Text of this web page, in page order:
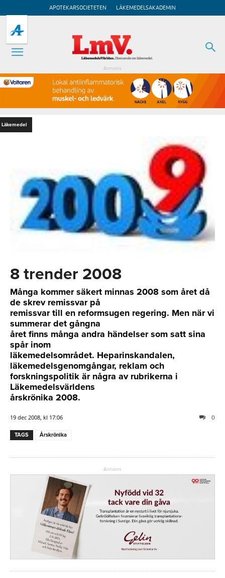
APOTEKARSOCIETETEN LÄKEMEDELSAKADEMIN
Annons
Läkemedel
8 trender 2008
Många kommer säkert minnas 2008 som året då
de skrev remissvar på
remissvar till en reformsugen regering. Men när vi
summerar det gångna
året finns många andra händelser som satt sina
spår inom
läkemedelsområdet. Heparinskandalen,
läkemedelsgenomgångar, reklam och
forskningspolitik är några av rubrikerna i
Läkemedelsvärldens
årskrönika 2008.
19 dec 2008, kl 17:06 0
TAGS Årskrönika
Annons